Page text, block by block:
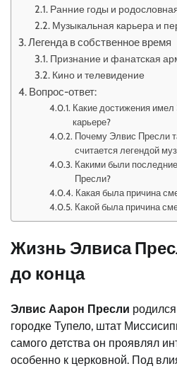
Ранние годы и
Музыкальная карьера и
Легенда в собственное время
Признание и фанатская
Кино и телевидение
Вопрос-ответ:
Какие достижения
карьере?
Почему Элвис Пресли
считается легендой
Какими были
Пресли?
Какая была причина
Какой была причина
Жизнь Элвиса
до конца
Элвис Аарон Пресли
городке Тупело, штат
самого детства он проявлял
особенно к церковной. Под